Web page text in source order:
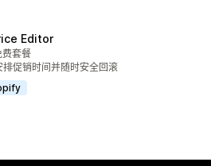
Editor
费套餐
促销时间并随时安全回滚